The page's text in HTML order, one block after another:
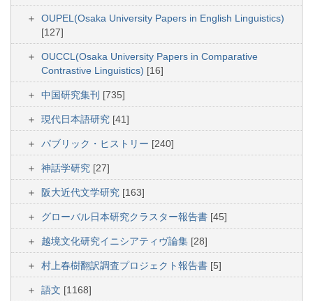
OUPEL(Osaka University Papers in English Linguistics)
[127]
OUCCL(Osaka University Papers in Comparative
Contrastive Linguistics) [16]
中国研究集刊 [735]
現代日本語研究 [41]
パブリック・ヒストリー [240]
神話学研究 [27]
阪大近代文学研究 [163]
グローバル日本研究クラスター報告書 [45]
越境文化研究イニシアティヴ論集 [28]
村上春樹翻訳調査プロジェクト報告書 [5]
語文 [1168]